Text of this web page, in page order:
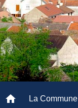
home La Commune